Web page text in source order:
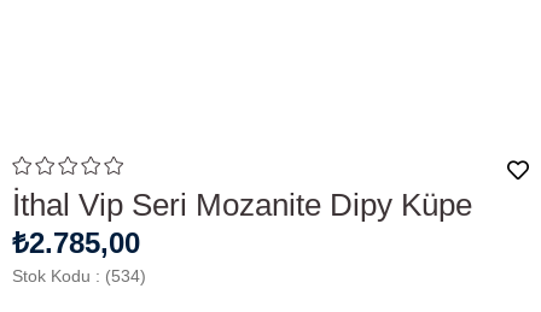
İthal Vip Seri Mozanite Dipy Küpe
₺2.785,00
Stok Kodu (534)